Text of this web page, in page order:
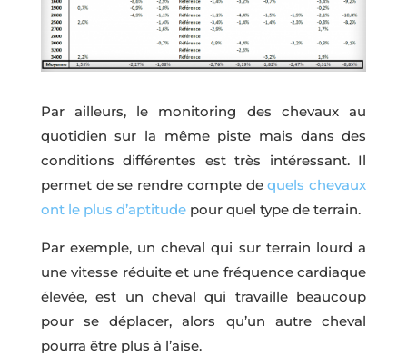
Par ailleurs, le monitoring des chevaux au
quotidien sur la même piste mais dans des
conditions différentes est très intéressant. Il
permet de se rendre compte dequels chevaux
ont le plus d’aptitudepour quel type de terrain.
Par exemple, un cheval qui sur terrain lourd a
une vitesse réduite et une fréquence cardiaque
élevée, est un cheval qui travaille beaucoup
pour se déplacer, alors qu’un autre cheval
pourra être plus à l’aise.